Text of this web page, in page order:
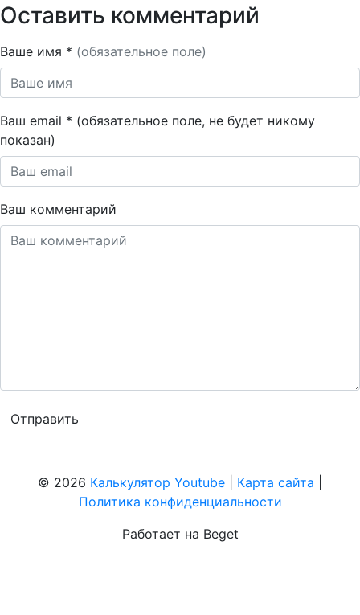
Оставить комментарий
Ваше имя * (обязательное поле)
Ваш email * (обязательное поле, не будет никому
показан)
Ваш комментарий
© 2026 Калькулятор Youtube Карта сайта
Политика конфиденциальности
Работает на Beget